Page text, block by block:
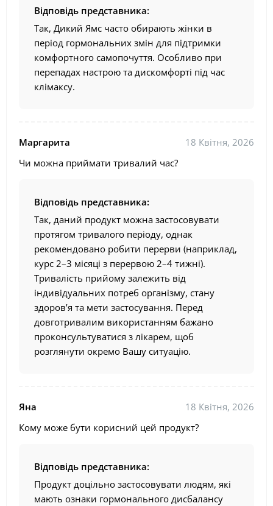
Відповідь представника:
Так, Дикий Ямс часто обирають жінки в
період гормональних змін для підтримки
комфортного самопочуття. Особливо при
перепадах настрою та дискомфорті під час
клімаксу.
Маргарита
18 Квітня, 2026
Чи можна приймати тривалий час?
Відповідь представника:
Так, даний продукт можна застосовувати
протягом тривалого періоду, однак
рекомендовано робити перерви (наприклад,
курс 2–3 місяці з перервою 2–4 тижні).
Тривалість прийому залежить від
індивідуальних потреб організму, стану
здоров’я та мети застосування. Перед
довготривалим використанням бажано
проконсультуватися з лікарем, щоб
розглянути окремо Вашу ситуацію.
Яна
18 Квітня, 2026
Кому може бути корисний цей продукт?
Відповідь представника:
Продукт доцільно застосовувати людям, які
мають ознаки гормонального дисбалансу